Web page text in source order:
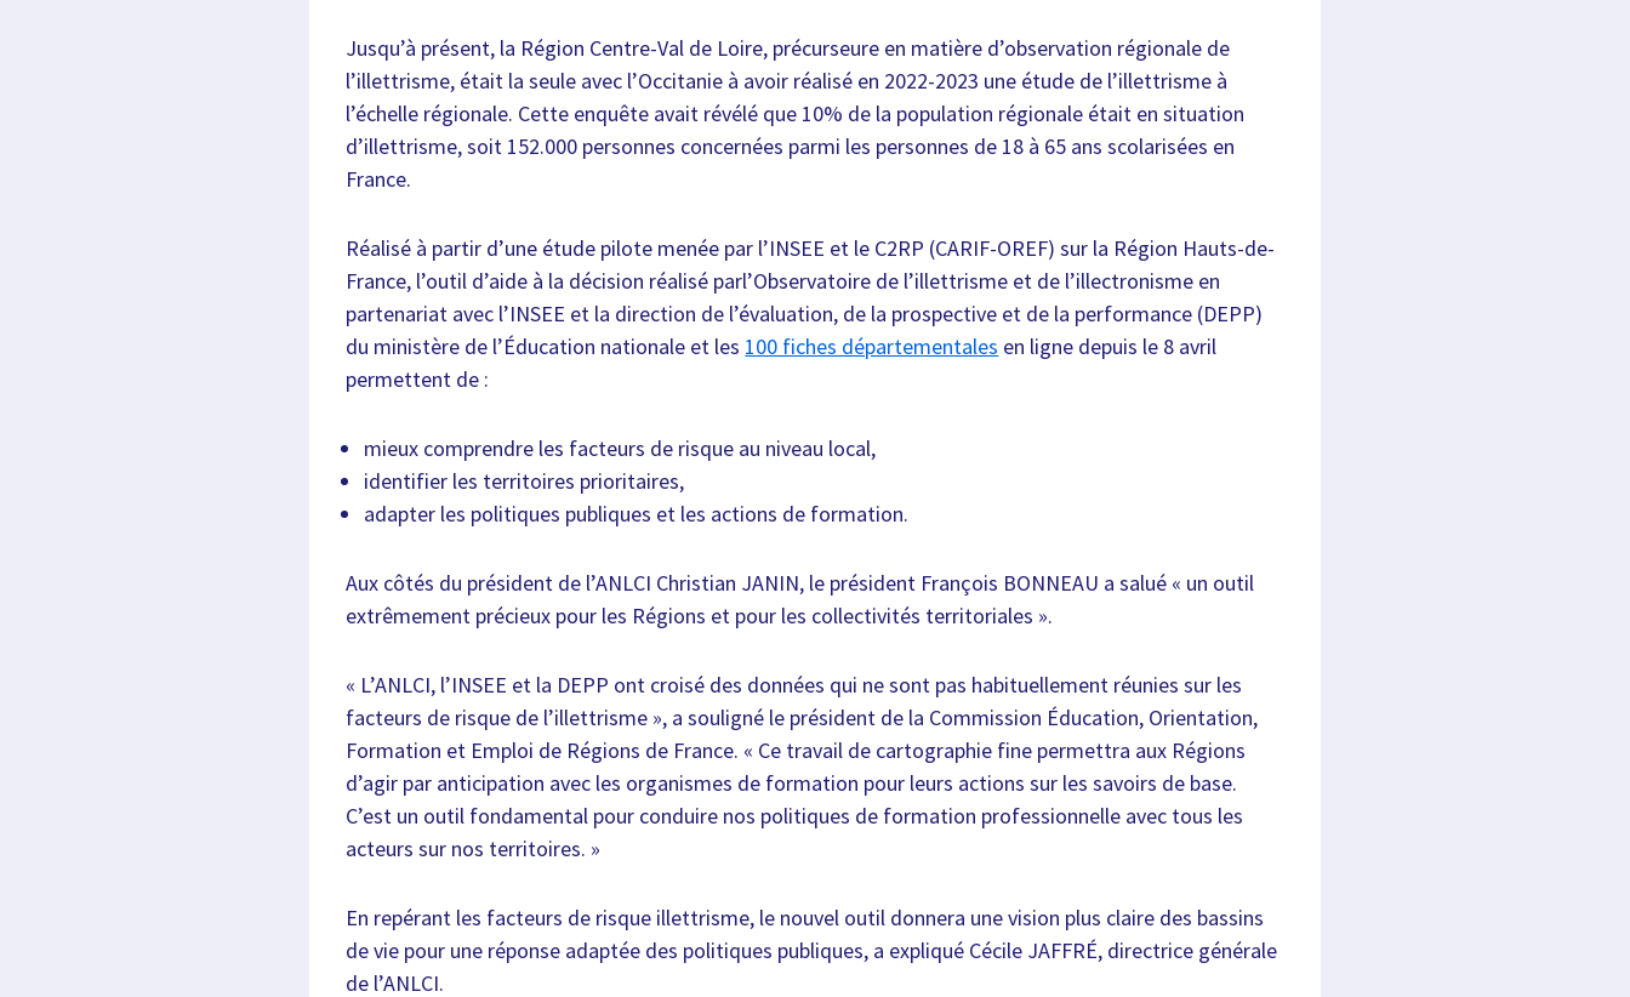
Jusqu’à présent, la Région Centre-Val de Loire, précurseure en matière d’observation régionale de
l’illettrisme, était la seule avec l’Occitanie à avoir réalisé en 2022-2023 une étude de l’illettrisme à
l’échelle régionale. Cette enquête avait révélé que 10% de la population régionale était en situation
d’illettrisme, soit 152.000 personnes concernées parmi les personnes de 18 à 65 ans scolarisées en
France.
Réalisé à partir d’une étude pilote menée par l’INSEE et le C2RP (CARIF-OREF) sur la Région Hauts-de-
France, l’outil d’aide à la décision réalisé parl’Observatoire de l’illettrisme et de l’illectronisme en
partenariat avec l’INSEE et la direction de l’évaluation, de la prospective et de la performance (DEPP)
du ministère de l’Éducation nationale et les 100 fiches départementales en ligne depuis le 8 avril
permettent de :
mieux comprendre les facteurs de risque au niveau local,
identifier les territoires prioritaires,
adapter les politiques publiques et les actions de formation.
Aux côtés du président de l’ANLCI Christian JANIN, le président François BONNEAU a salué « un outil
extrêmement précieux pour les Régions et pour les collectivités territoriales ».
« L’ANLCI, l’INSEE et la DEPP ont croisé des données qui ne sont pas habituellement réunies sur les
facteurs de risque de l’illettrisme », a souligné le président de la Commission Éducation, Orientation,
Formation et Emploi de Régions de France. « Ce travail de cartographie fine permettra aux Régions
d’agir par anticipation avec les organismes de formation pour leurs actions sur les savoirs de base.
C’est un outil fondamental pour conduire nos politiques de formation professionnelle avec tous les
acteurs sur nos territoires. »
En repérant les facteurs de risque illettrisme, le nouvel outil donnera une vision plus claire des bassins
de vie pour une réponse adaptée des politiques publiques, a expliqué Cécile JAFFRÉ, directrice générale
de l’ANLCI.